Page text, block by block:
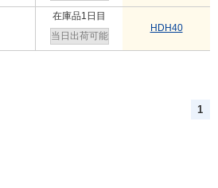
在庫品1日目
当日出荷可能
HDH40
1